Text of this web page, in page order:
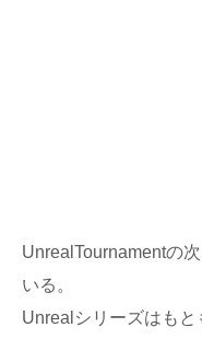
UnrealTournamentの
いる。
Unrealシリーズはも